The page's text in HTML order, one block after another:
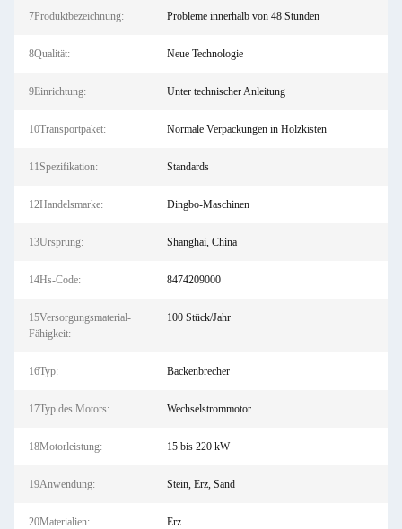
7Produktbezeichnung: Probleme innerhalb von 48 Stunden
8Qualität: Neue Technologie
9Einrichtung: Unter technischer Anleitung
10Transportpaket: Normale Verpackungen in Holzkisten
11Spezifikation: Standards
12Handelsmarke: Dingbo-Maschinen
13Ursprung: Shanghai, China
14Hs-Code: 8474209000
15Versorgungsmaterial-
Fähigkeit:
100 Stück/Jahr
16Typ: Backenbrecher
17Typ des Motors: Wechselstrommotor
18Motorleistung: 15 bis 220 kW
19Anwendung: Stein, Erz, Sand
20Materialien: Erz